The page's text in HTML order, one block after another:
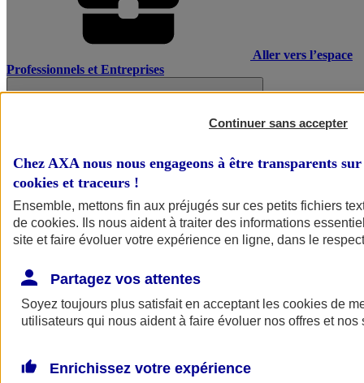
Aller vers l’espace
Professionnels et Entreprises
Continuer sans accepter
Chez AXA nous nous engageons à être transparents
cookies et traceurs !
Ensemble, mettons fin aux préjugés sur ces petits fichiers
de cookies. Ils nous aident à traiter des informations
site et faire évoluer votre expérience en ligne, dans le
Partagez vos attentes
Soyez toujours plus satisfait en acceptant les cookies de
utilisateurs qui nous aident à faire évoluer nos offres et nos
Enrichissez votre expérience